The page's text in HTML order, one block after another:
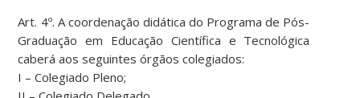
Art. 4º. A coordenação didática do Programa de Pós-
Graduação em Educação Científica e Tecnológica
caberá aos seguintes órgãos colegiados:
I – Colegiado Pleno;